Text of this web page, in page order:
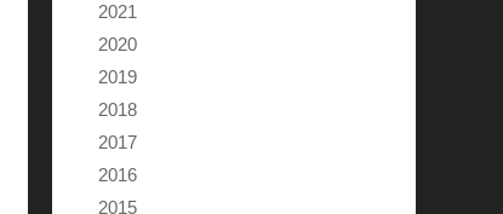
2021
2020
2019
2018
2017
2016
2015